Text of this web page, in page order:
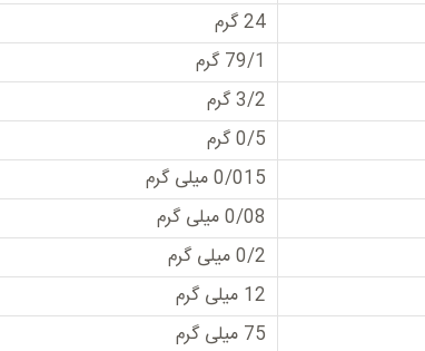
24 گرم
79/1 گرم
3/2 گرم
0/5 گرم
0/015 میلی گرم
0/08 میلی گرم
0/2 میلی گرم
12 میلی گرم
75 میلی گرم